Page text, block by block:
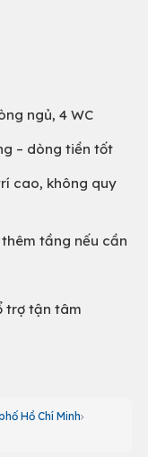
ngủ, 4 WC
– dòng tiền tốt
cao, không quy
tầng nếu cần
trợ tận tâm
Hồ Chí Minh